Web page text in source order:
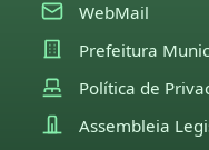
WebMail
Prefeitura
Política de
Assembleia